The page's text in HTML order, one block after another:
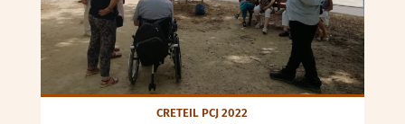
CRETEIL PCJ 2022